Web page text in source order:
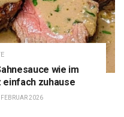
wie im
einfach zuhause
2026